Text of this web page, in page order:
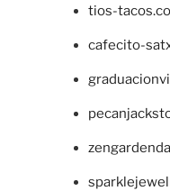
tios-
cafecito-